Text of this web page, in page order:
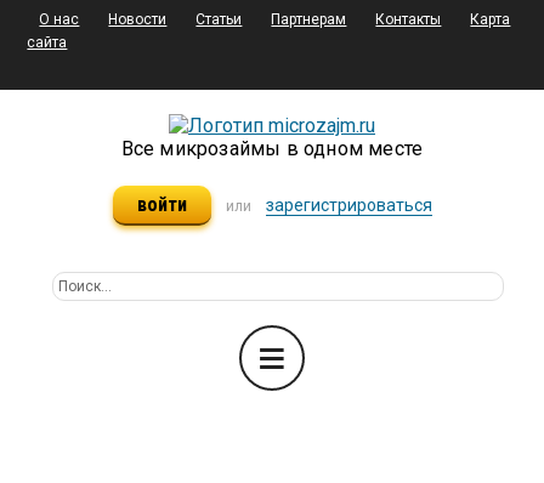
О нас Новости Статьи Партнерам Контакты
Карта
сайта
Все микрозаймы в одном месте
войти или зарегистрироваться